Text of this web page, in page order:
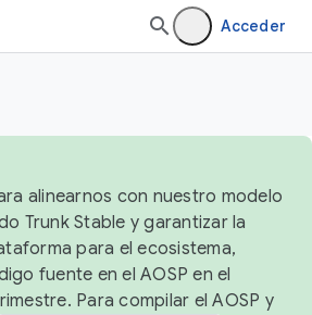
Acceder
alinearnos con nuestro modelo
Trunk Stable y garantizar la
para el ecosistema,
fuente en el AOSP en el
Para compilar el AOSP y